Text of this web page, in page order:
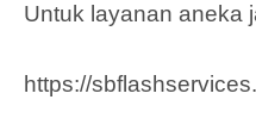
Untuk layanan aneka
https://